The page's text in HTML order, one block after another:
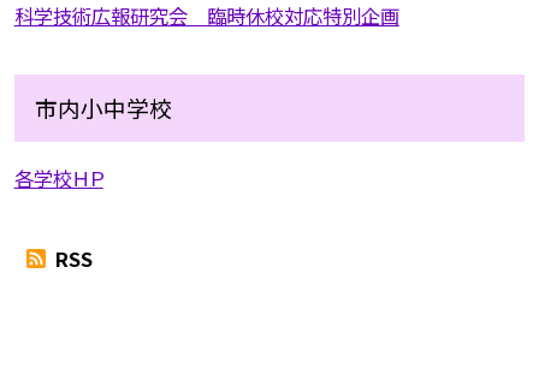
科学技術広報研究会 臨時休校対応特別企画
市内小中学校
各学校ＨＰ
RSS